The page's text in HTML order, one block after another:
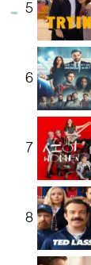
5
6
7
8